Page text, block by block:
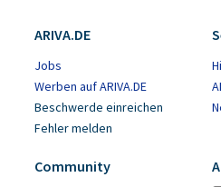
ARIVA.DE
Jobs
Werben auf ARIVA.DE
Beschwerde einreichen
Fehler melden
Community